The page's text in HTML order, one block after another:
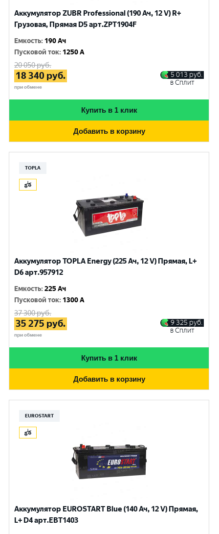
Аккумулятор ZUBR Professional (190 Ач, 12 V) R+
Грузовая, Прямая D5 арт.ZPT1904F
Емкость: 190 Ач
Пусковой ток: 1250 A
20 050руб.
18 340 руб.
при обмене
5 013 руб.
в Сплит
Купить в 1 клик
Добавить в корзину
TOPLA
Аккумулятор TOPLA Energy (225 Ач, 12 V) Прямая, L+
D6 арт.957912
Емкость:225 Ач
Пусковой ток: 1300 A
37 300руб.
35 275 руб.
при обмене
9 325 руб.
в Сплит
Купить в 1 клик
Добавить в корзину
EUROSTART
Аккумулятор EUROSTART Blue (140 Ач, 12 V) Прямая,
L+ D4 арт.EBT1403